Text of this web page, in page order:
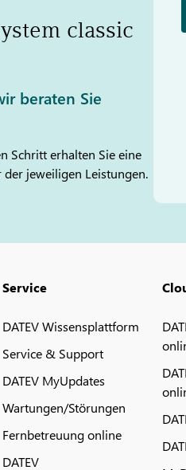
classic
beraten Sie
Schritt erhalten Sie eine
jeweiligen Leistungen.
Service
DATEV Wissensplattform
Service & Support
DATEV MyUpdates
Wartungen/Störungen
Fernbetreuung online
DATEV